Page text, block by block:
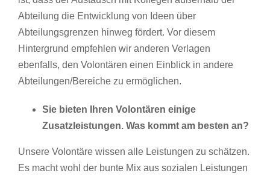
Abteilung die Entwicklung von Ideen über
Abteilungsgrenzen hinweg fördert. Vor diesem
Hintergrund empfehlen wir anderen Verlagen
ebenfalls, den Volontären einen Einblick in andere
Abteilungen/Bereiche zu ermöglichen.
Sie bieten Ihren Volontären einige
Zusatzleistungen. Was kommt am besten an?
Unsere Volontäre wissen alle Leistungen zu schätzen.
Es macht wohl der bunte Mix aus sozialen Leistungen